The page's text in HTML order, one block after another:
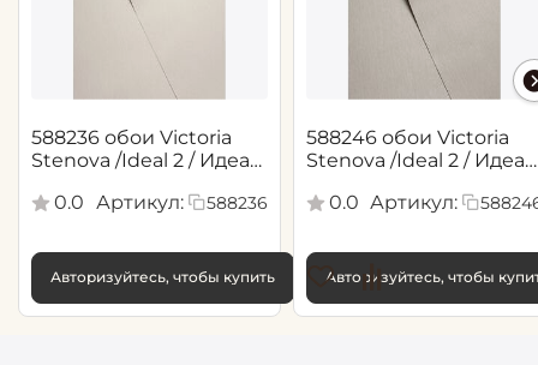
588236 обои Victoria
Stenova /Ideal 2 / Идеал
0.0
Артикул: 588236
Авторизуйтесь, чтобы купить
588246 обои Victoria
Stenova /Ideal 2 / Идеал
0.0 Артикул:
Авторизуйтесь, чтобы